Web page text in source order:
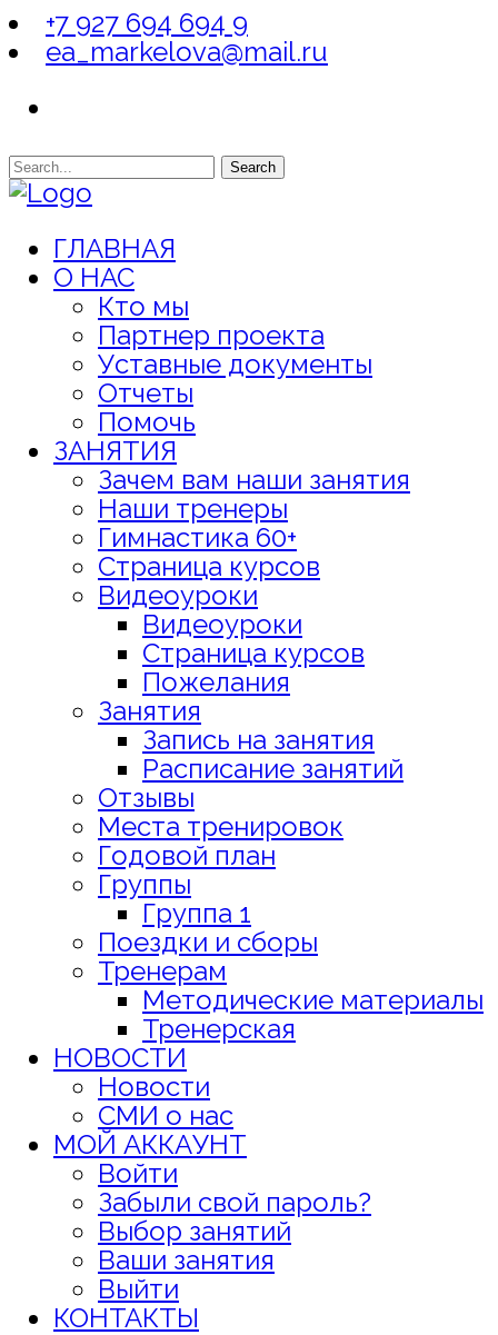
+7 927 694 694 9
ea_markelova@mail.ru
Search
ГЛАВНАЯ
О НАС
Кто мы
Партнер проекта
Уставные документы
Отчеты
Помочь
ЗАНЯТИЯ
Зачем вам наши занятия
Наши тренеры
Гимнастика 60+
Страница курсов
Видеоуроки
Видеоуроки
Страница курсов
Пожелания
Занятия
Запись на занятия
Расписание занятий
Отзывы
Места тренировок
Годовой план
Группы
Группа 1
Поездки и сборы
Тренерам
Методические материалы
Тренерская
НОВОСТИ
Новости
СМИ о нас
МОЙ АККАУНТ
Войти
Забыли свой пароль?
Выбор занятий
Ваши занятия
Выйти
КОНТАКТЫ